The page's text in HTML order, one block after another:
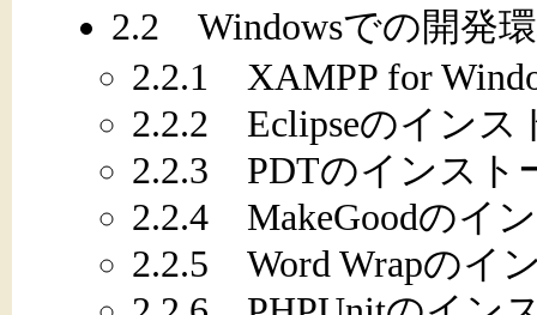
2.2 Windowsでの開発
2.2.1 XAMPP for
2.2.2 Eclipseのインス
2.2.3 PDTのインスト
2.2.4 MakeGoodのイ
2.2.5 Word Wrapのイ